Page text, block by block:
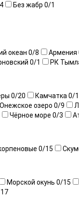
Без жабр 0/1
океан 0/8 Армения
0/1 РК
0/20 Камчатка 0/
Онежское озеро 0/9
Чёрное море 0/3
0/15
Морской окунь 0/15